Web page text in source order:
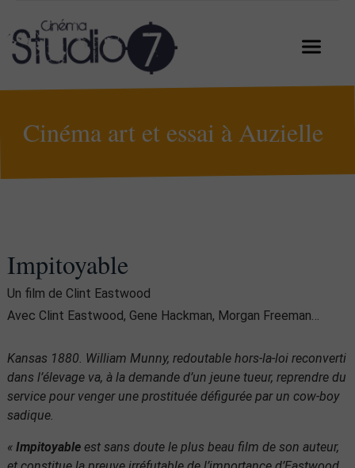
Cinéma art et essai à Auzielle
Impitoyable
Un film de Clint Eastwood
Avec Clint Eastwood, Gene Hackman, Morgan Freeman…
Kansas 1880. William Munny, redoutable hors-la-loi reconverti
dans l’élevage va, à la demande d’un jeune tueur, reprendre du
service pour venger une prostituée défigurée par un cow-boy
sadique.
« Impitoyableest sans doute le plus beau film de son auteur,